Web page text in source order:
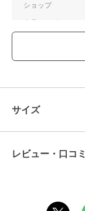
ショップ
商品カテゴリ
素材
サイズ
レビュー・口コミ